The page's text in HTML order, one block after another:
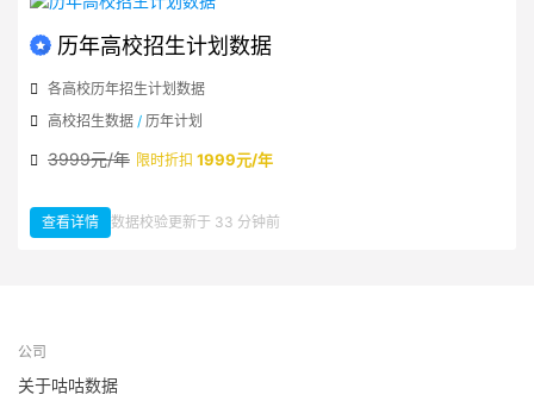
历年高校招生计划数据
各高校历年招生计划数据
高校招生数据 / 历年计划
3999元/年 限时折扣 1999元/年
查看详情：历年高校招生计划数据
数据校验更新于 33 分钟前
公司
关于咕咕数据